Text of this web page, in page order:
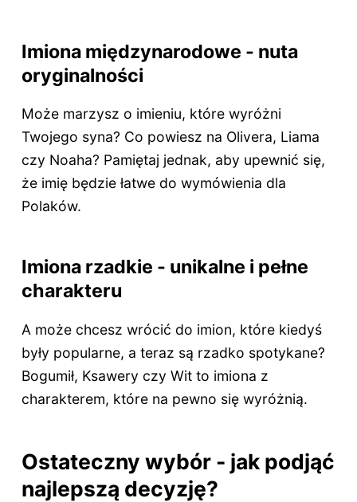
Imiona międzynarodowe - nuta
oryginalności
Może marzysz o imieniu, które wyróżni
Twojego syna? Co powiesz na Olivera, Liama
czy Noaha? Pamiętaj jednak, aby upewnić się,
że imię będzie łatwe do wymówienia dla
Polaków.
Imiona rzadkie - unikalne i pełne
charakteru
A może chcesz wrócić do imion, które kiedyś
były popularne, a teraz są rzadko spotykane?
Bogumił, Ksawery czy Wit to imiona z
charakterem, które na pewno się wyróżnią.
Ostateczny wybór - jak podjąć
najlepszą decyzję?